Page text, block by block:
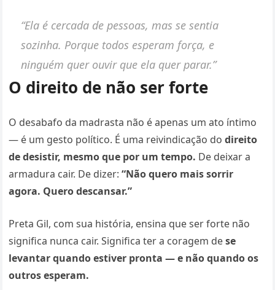
“Ela é cercada de pessoas, mas se sentia
sozinha. Porque todos esperam força, e
ninguém quer ouvir que ela quer parar.”
O direito de não ser forte
O desabafo da madrasta não é apenas um ato íntimo
— é um gesto político. É uma reivindicação dodireito
de desistir, mesmo que por um tempo. De deixar a
armadura cair. De dizer:“Não quero mais sorrir
agora. Quero descansar.”
Preta Gil, com sua história, ensina que ser forte não
significa nunca cair. Significa ter a coragem dese
levantar quando estiver pronta — e não quando os
outros esperam.